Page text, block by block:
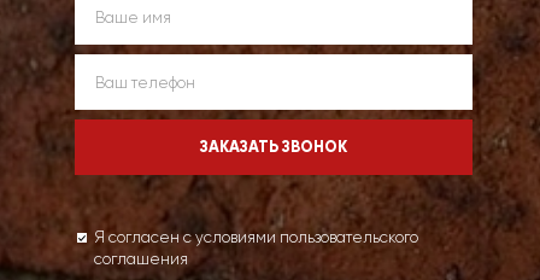
Я согласен с условиями пользовательского
соглашения